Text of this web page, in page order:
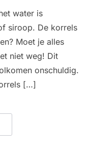
water is
siroop. De korrels
Moet je alles
niet weg! Dit
onschuldig.
[…]